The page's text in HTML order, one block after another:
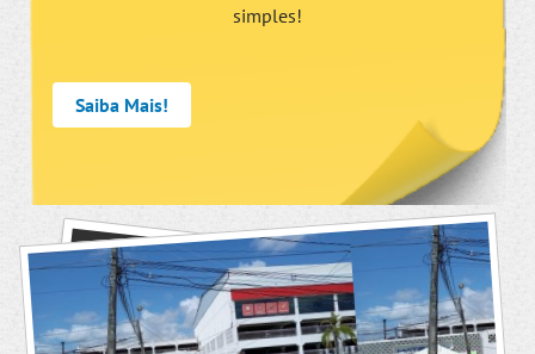
simples!
Saiba Mais!